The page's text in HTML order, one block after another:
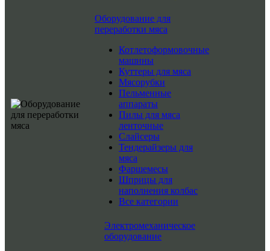
Оборудование для
переработки мяса
Котлетоформовочные
машины
Куттеры для мяса
Мясорубки
Пельменные
аппараты
Пилы для мяса
ленточные
Слайсеры
Тендерайзеры для
мяса
Фаршемесы
Шприцы для
наполнения колбас
Все категории
Электромеханическое
оборудование